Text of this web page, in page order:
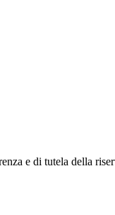
e di tutela della